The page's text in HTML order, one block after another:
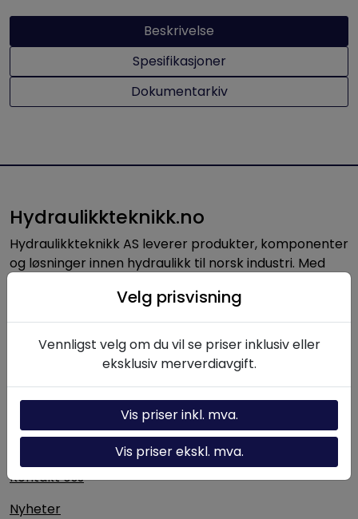
Beskrivelse
Spesifikasjoner
Dokumentarkiv
Hydraulikkteknikk.no
Hydraulikkteknikk AS leverer produkter, komponenter
og løsninger innen hydraulikk til norsk industri. Med
med alt fra enkeltkomponenter til komplette
hydrauliske systemer.
Nyttige linker
Hydraulikk-kalkulator
Kontakt oss
Nyheter
Velg prisvisning
Vennligst velg om du vil se priser inklusiv eller
eksklusiv merverdiavgift.
Vis priser inkl. mva.
Vis priser ekskl. mva.